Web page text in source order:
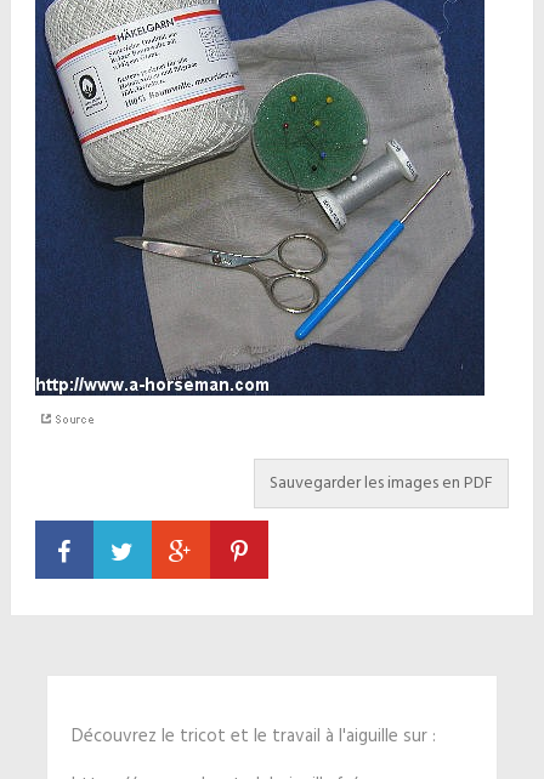
Découvrez le tricot et le travail à l'aiguille sur :